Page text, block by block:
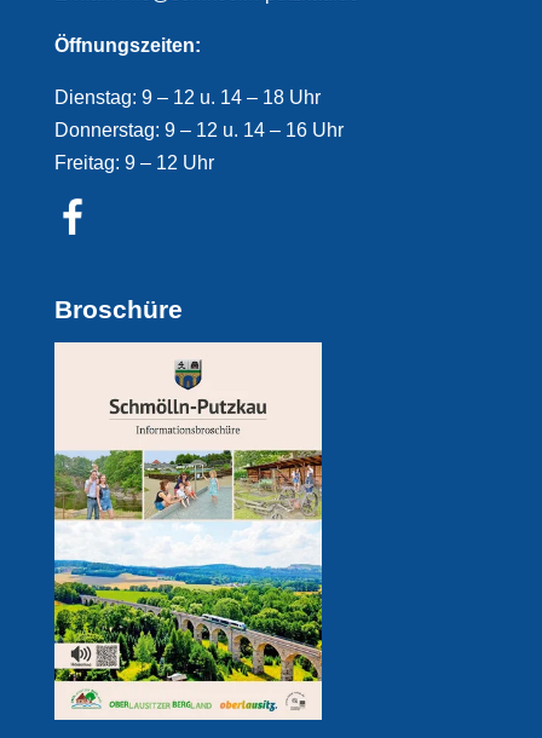
Öffnungszeiten:
Dienstag: 9 – 12 u. 14 – 18 Uhr
Donnerstag: 9 – 12 u. 14 – 16 Uhr
Freitag: 9 – 12 Uhr
Broschüre